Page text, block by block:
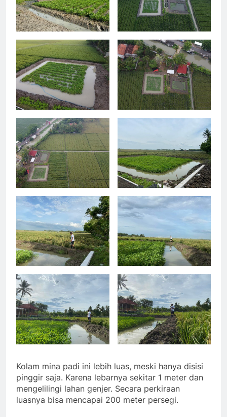
Kolam mina padi ini lebih luas, meski hanya disisi
pinggir saja. Karena lebarnya sekitar 1 meter dan
mengelilingi lahan genjer. Secara perkiraan
luasnya bisa mencapai 200 meter persegi.